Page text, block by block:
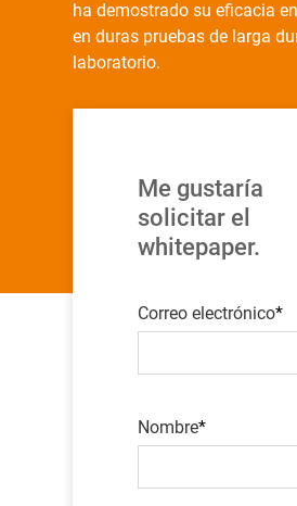
ha demostrado su eficacia
en duras pruebas de larga
laboratorio.
Me gustaría
solicitar el
whitepaper.
Correo electrónico
Nombre